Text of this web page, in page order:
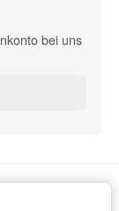
bei uns